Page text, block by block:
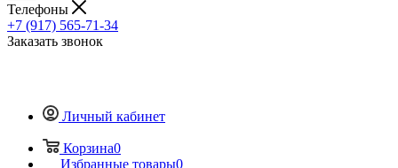
Телефоны
+7 (917) 565-71-34
Заказать звонок
Личный кабинет
Корзина0
Избранные товары0